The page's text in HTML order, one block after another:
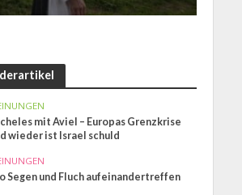
mit Aviel – Europas Grenzkrise
wieder ist Israel schuld
Segen und Fluch aufeinandertreffen